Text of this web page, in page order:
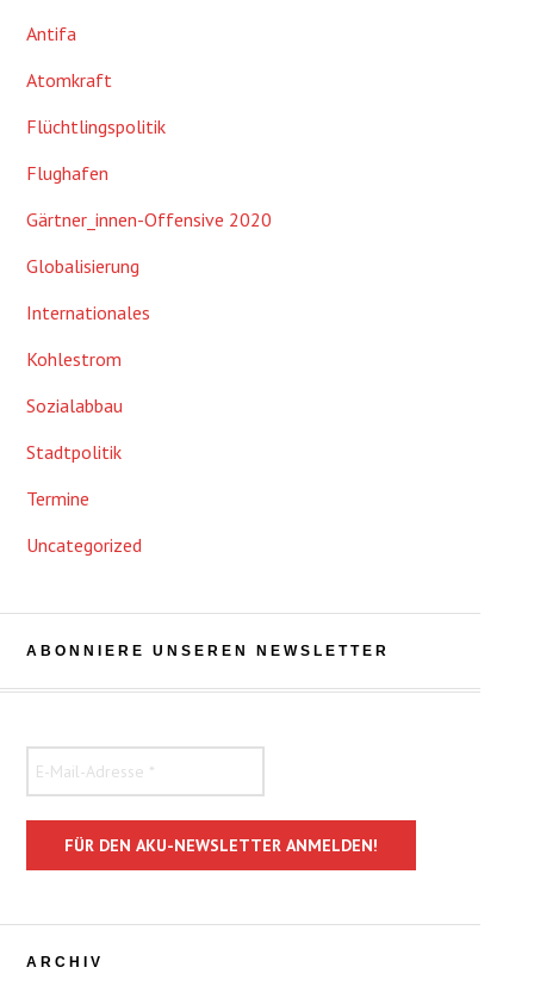
Antifa
Atomkraft
Flüchtlingspolitik
Flughafen
Gärtner_innen-Offensive 2020
Globalisierung
Internationales
Kohlestrom
Sozialabbau
Stadtpolitik
Termine
Uncategorized
ABONNIERE UNSEREN NEWSLETTER
ARCHIV